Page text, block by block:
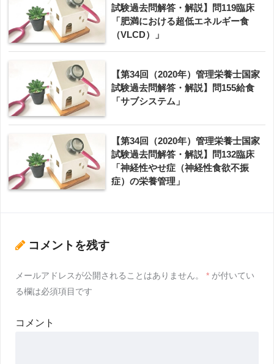
試験過去問解答・解説】問119臨床
「肥満における超低エネルギー食
（VLCD）」
【第34回（2020年）管理栄養士国家
試験過去問解答・解説】問155給食
「サブシステム」
【第34回（2020年）管理栄養士国家
試験過去問解答・解説】問132臨床
「神経性やせ症（神経性食欲不振
症）の栄養管理」
コメントを残す
メールアドレスが公開されることはありません。 * が付いてい
る欄は必須項目です
コメント